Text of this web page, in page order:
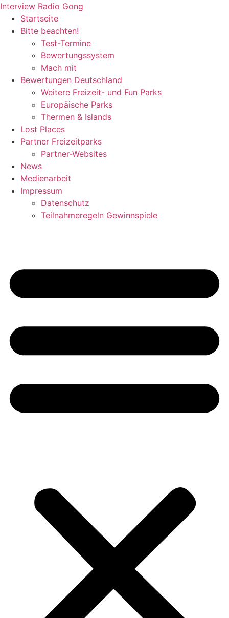
Zum
Inhalt
wechseln
Interview Radio Gong
Startseite
Bitte beachten!
Test-Termine
Bewertungssystem
Mach mit
Bewertungen Deutschland
Weitere Freizeit- und Fun Parks
Europäische Parks
Thermen & Islands
Lost Places
Partner Freizeitparks
Partner-Websites
News
Medienarbeit
Impressum
Datenschutz
Teilnahmeregeln Gewinnspiele